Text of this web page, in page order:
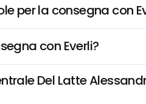
per la consegna con
con Everli?
Del Latte